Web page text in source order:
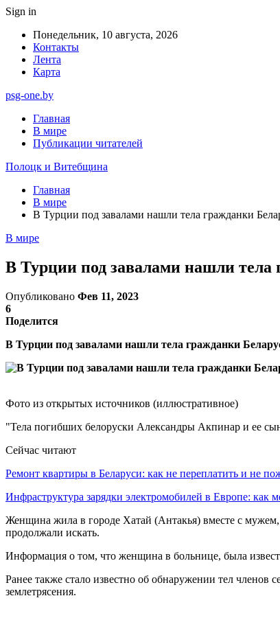
Sign in
Понедельник, 10 августа, 2026
Контакты
Лента
Карта
psg-one.by
Главная
В мире
Публикации читателей
Полоцк и Витебщина
Главная
В мире
В Турции под завалами нашли тела гражданки
В мире
В Турции под завалами нашли тела
Опубликовано Фев 11, 2023
6
Поделится
В Турции под завалами нашли тела гражданки
Фото из открытых источников (иллюстративное)
"Тела погибших белоруски Александры Акпинар и ее
Сейчас читают
Ремонт квартиры в Беларуси: как не переплатить и не
Инфраструктура зарядки электромобилей в Европе: как
Женщина жила в городе Хатай (Антакья) вместе с
продолжали искать.
Информация о том, что женщина в больнице, была
Ранее также стало известно об обнаружении тел
землетрясения.